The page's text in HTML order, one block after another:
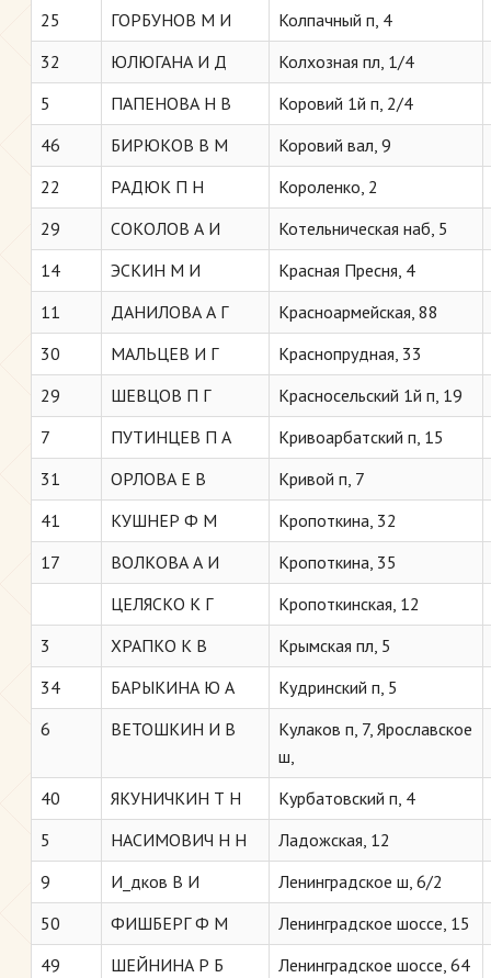
25 ГОРБУНОВ М И
Колпачный п, 4
32
ЮЛЮГАНА И Д
Колхозная пл, 1/4
5
ПАПЕНОВА Н В
Коровий 1й п, 2/4
46
БИРЮКОВ В М
Коровий вал, 9
22
РАДЮК П Н
Короленко, 2
29
СОКОЛОВ А И
Котельническая наб, 5
14
ЭСКИН М И
Красная Пресня, 4
11
ДАНИЛОВА А Г
Красноармейская, 88
30
МАЛЬЦЕВ И Г
Краснопрудная, 33
29
ШЕВЦОВ П Г
Красносельский 1й п, 19
7
ПУТИНЦЕВ П А
Кривоарбатский п, 15
31
ОРЛОВА Е В
Кривой п, 7
41
КУШНЕР Ф М
Кропоткина, 32
17
ВОЛКОВА А И
Кропоткина, 35
ЦЕЛЯСКО К Г
Кропоткинская, 12
3
ХРАПКО К В
Крымская пл, 5
34
БАРЫКИНА Ю А
Кудринский п, 5
6
ВЕТОШКИН И В
Кулаков п, 7, Ярославское
ш,
40
ЯКУНИЧКИН Т Н
Курбатовский п, 4
5
НАСИМОВИЧ Н Н
Ладожская, 12
9
И_дков В И
Ленинградское ш, 6/2
50
ФИШБЕРГ Ф М
Ленинградское шоссе, 15
49
ШЕЙНИНА Р Б
Ленинградское шоссе, 64